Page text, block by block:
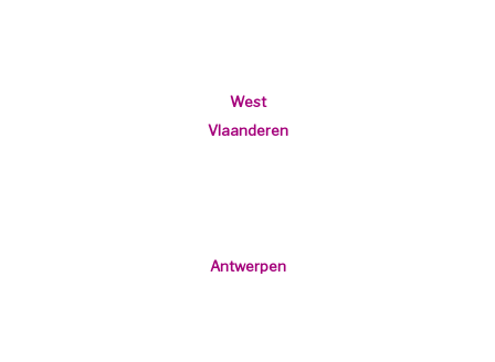
West
Vlaanderen
Antwerpen